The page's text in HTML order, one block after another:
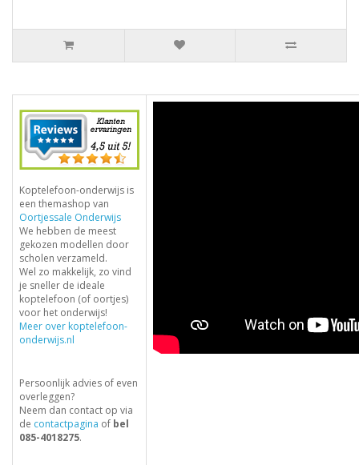
Koptelefoon-onderwijs is
een themashop van
Oortjessale Onderwijs
We hebben de meest
gekozen modellen door
scholen verzameld.
Wel zo makkelijk, zo vind
je sneller de ideale
koptelefoon (of oortjes)
voor het onderwijs!
Meer over koptelefoon-
onderwijs.nl
Persoonlijk advies of even
overleggen?
Neem dan contact op via
de contactpagina of bel
085-4018275.